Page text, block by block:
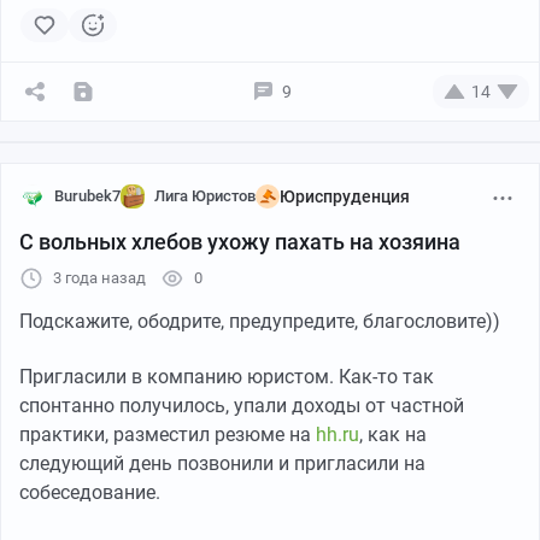
интересно, тоже очень поучительно). Разрывается
общем) и что имеем по факту.
подготовиться или избежать подобного (так хочется
написать "балагана"
Так что буду рада помощи)
Папка архивная для переплета
Пришлось немного пошаманить, попилить анкеров
ради трубок, восстановить небольшой лист старой 10
мм фанеры и вот результат.
9 14
Burubek7 Лига Юристов Юриспруденция
С вольных хлебов ухожу пахать на хозяина
3 года назад 0
Подскажите, ободрите, предупредите, благословите))
Пригласили в компанию юристом. Как-то так
спонтанно получилось, упали доходы от частной
практики, разместил резюме на hh.ru, как на
следующий день позвонили и пригласили на
собеседование.